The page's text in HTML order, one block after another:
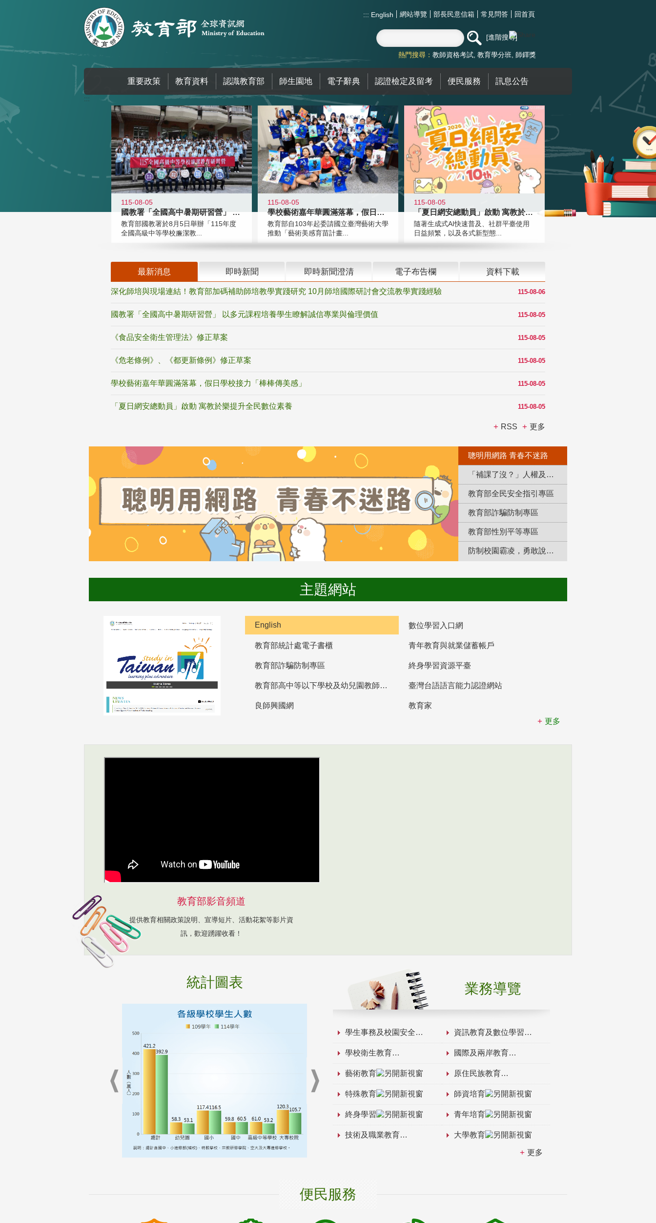
::: English 網站導覽 部長民意信箱 常見問答 回首頁
進階搜尋
熱門搜尋： 教師資格考試 教育學分班 師鐸獎
重要政策 教育資料 認識教育部 師生園地 電子辭典 認證檢定及留考 便民服務 訊息公告
:::
115-08-05
國教署「全國高中暑期研習營」 以多
教育部國教署於8月5日舉辦「115年度
全國高級中等學校廉潔教...
115-08-05
學校藝術嘉年華圓滿落幕，假日學校接
教育部自103年起委請國立臺灣藝術大學
推動「藝術美感育苗計畫...
115-08-05
「夏日網安總動員」啟動 寓教於樂提
隨著生成式AI快速普及、社群平臺使用
日益頻繁，以及各式新型態...
最新消息 即時新聞 即時新聞澄清 電子布告欄 資料下載
115-08-06
深化師培與現場連結！教育部加碼補助師培教學實踐研究 10月師培國際研討會交流教學實踐經驗
115-08-05
國教署「全國高中暑期研習營」 以多元課程培養學生瞭解誠信專業與倫理價值
115-08-05
《食品安全衛生管理法》修正草案
115-08-05
《危老條例》、《都更新條例》修正草案
115-08-05
學校藝術嘉年華圓滿落幕，假日學校接力「棒棒傳美感」
115-08-05
「夏日網安總動員」啟動 寓教於樂提升全民數位素養
RSS 更多
聰明用網路 青春不迷路
「補課了沒？」人權及轉型正義教育專區
教育部全民安全指引專區
教育部詐騙防制專區
教育部性別平等專區
防制校園霸凌，勇敢說出來！
主題網站
English 數位學習入口網
教育部統計處電子書櫃 青年教育與就業儲蓄帳戶
教育部詐騙防制專區 終身學習資源平臺
教育部高中等以下學校及幼兒園教師資格檢定考試 臺灣台語語言能力認證網站
良師興國網
教育家
更多
教育部影音頻道
提供教育相關政策說明、宣導短片、活動花絮等影片資
訊，歡迎踴躍收看！
統計圖表 業務導覽
學生事務及校園安全 資訊教育及數位學習
學校衛生教育 國際及兩岸教育
藝術教育 原住民族教育
特殊教育 師資培育
終身學習 青年培育
技術及職業教育 大學教育
更多
便民服務